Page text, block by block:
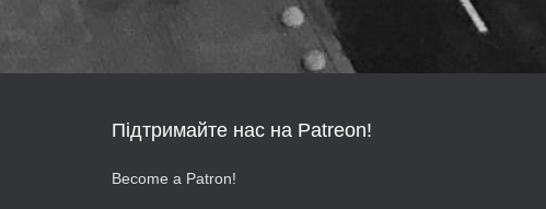
Підтримайте нас на Patreon!
Become a Patron!